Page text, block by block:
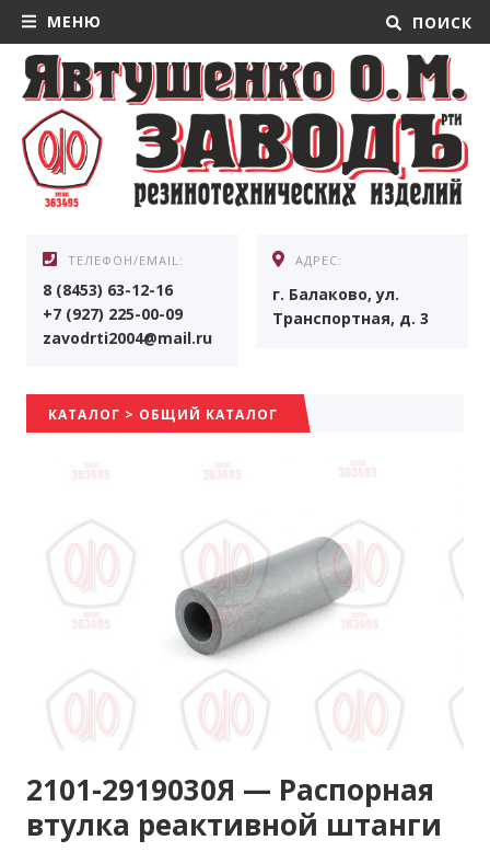
МЕНЮ ПОИСК
ТЕЛЕФОН/EMAIL:
8 (8453) 63-12-16
+7 (927) 225-00-09
zavodrti2004@mail.ru
АДРЕС:
г. Балаково, ул.
Транспортная, д. 3
КАТАЛОГ > ОБЩИЙ КАТАЛОГ
2101-2919030Я — Распорная
втулка реактивной штанги